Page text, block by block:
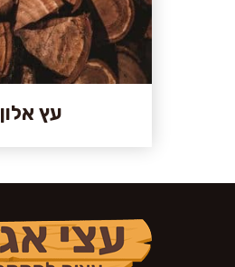
עץ אלון